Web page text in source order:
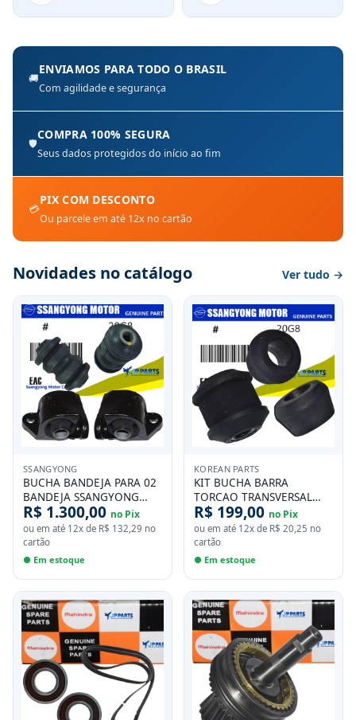
🚚
ENVIAMOS PARA TODO O BRASIL
Com agilidade e segurança
🛡️
COMPRA 100% SEGURA
Seus dados protegidos do início ao fim
💳
PIX COM DESCONTO
Ou parcele em até 12x no cartão
Novidades no catálogo Ver tudo →
SSANGYONG
BUCHA BANDEJA PARA 02
BANDEJA SSANGYONG
KORANDO APOS 2010
R$ 1.300,00 no Pix
ou em até 12x de R$ 132,29 no
cartão
● Em estoque
KOREAN PARTS
KIT BUCHA BARRA
TORCAO TRANSVERSAL
TRASEIRA SSANGYONG
ACTYON KYRON REXTON
R$ 199,00 no Pix
ou em até 12x de R$ 20,25 no
cartão
● Em estoque